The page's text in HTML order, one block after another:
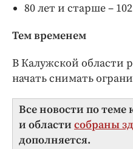
80 лет и старше –
Тем временем
В Калужской области
начать снимать
Все новости по теме
и области собраны
дополняется.